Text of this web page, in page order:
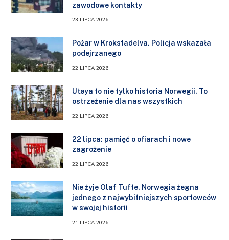
zawodowe kontakty
23 LIPCA 2026
Pożar w Krokstadelva. Policja wskazała
podejrzanego
22 LIPCA 2026
Utøya to nie tylko historia Norwegii. To
ostrzeżenie dla nas wszystkich
22 LIPCA 2026
22 lipca: pamięć o ofiarach i nowe
zagrożenie
22 LIPCA 2026
Nie żyje Olaf Tufte. Norwegia żegna
jednego z najwybitniejszych sportowców
w swojej historii
21 LIPCA 2026